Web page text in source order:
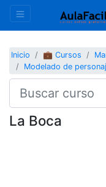
Inicio 💼 Cursos
Modelado de
La Boca